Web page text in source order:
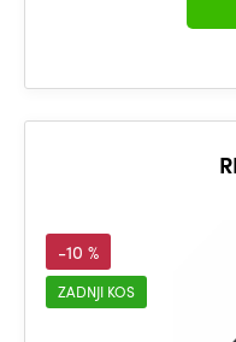
-10 %
ZADNJI KOS